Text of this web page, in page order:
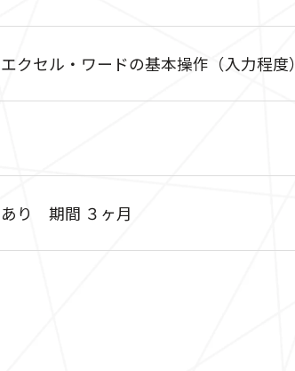
エクセル・ワードの基本操作（入力程度）
あり 期間 ３ヶ月